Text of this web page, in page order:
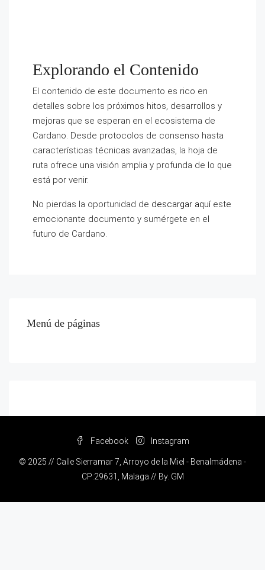
Explorando el Contenido
El contenido de este documento es rico en
detalles sobre los próximos hitos, desarrollos y
mejoras que se esperan en el ecosistema de
Cardano. Desde protocolos de consenso hasta
características técnicas avanzadas, la hoja de
ruta ofrece una visión amplia y profunda de lo que
está por venir.
No pierdas la oportunidad de descargar aquíeste
emocionante documento y sumérgete en el
futuro de Cardano.
Menú de páginas
Facebook Instagram
© 2025 // Calle Sierramar 7, Arroyo de la Miel - Benalmádena -
CP:29631, Malaga // By. GM